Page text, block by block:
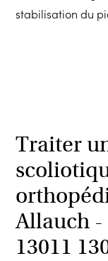
stabilisation du
Traiter
Allauch
13011